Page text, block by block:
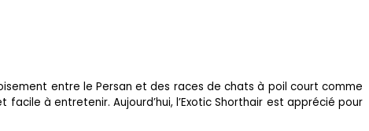
entre le Persan et des races de chats à poil court comme
à entretenir. Aujourd’hui, l’Exotic Shorthair est apprécié pour